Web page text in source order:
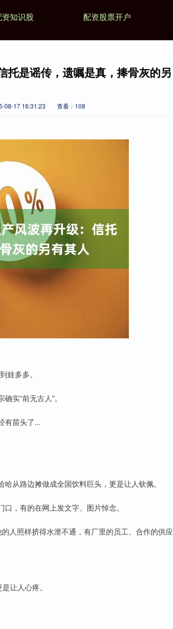
知识股 配资股票开户
托是谣传，遗嘱是真，捧骨灰的另
08-17 16:31:23 查看：108
娃多多。
实“前无古人”。
有苗头了...
从路边摊做成全国饮料巨头，更是让人钦佩。
，有的在网上发文字、图片悼念。
人照样挤得水泄不通，有厂里的员工、合作的供应
让人心疼。